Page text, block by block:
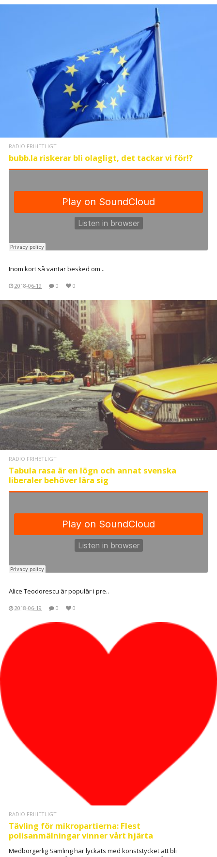
RADIO FRIHETLIGT
bubb.la riskerar bli olagligt, det tackar vi för!?
Inom kort så väntar besked om ..
2018-06-19 0 0
RADIO FRIHETLIGT
Tabula rasa är en lögn och annat svenska
liberaler behöver lära sig
Alice Teodorescu är populär i pre..
2018-06-19 0 0
RADIO FRIHETLIGT
Tävling för mikropartierna: Flest
polisanmälningar vinner vårt hjärta
Medborgerlig Samling har lyckats med konststycket att bli